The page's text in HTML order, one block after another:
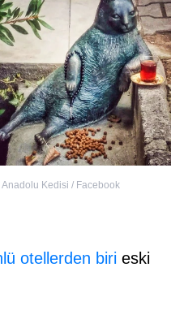
Anadolu Kedisi / Facebook
otellerden biri eski